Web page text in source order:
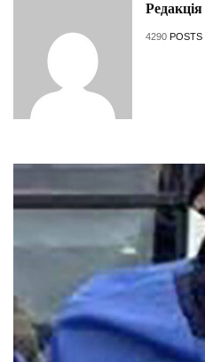
Редакція
4290 POSTS